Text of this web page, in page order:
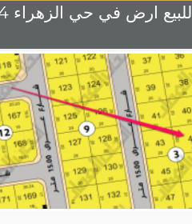
للبيع ارض في حي الزهراء 4 رقم 42 المساحة 500م شارع 30 شرقًا السعر 1200 للمتر